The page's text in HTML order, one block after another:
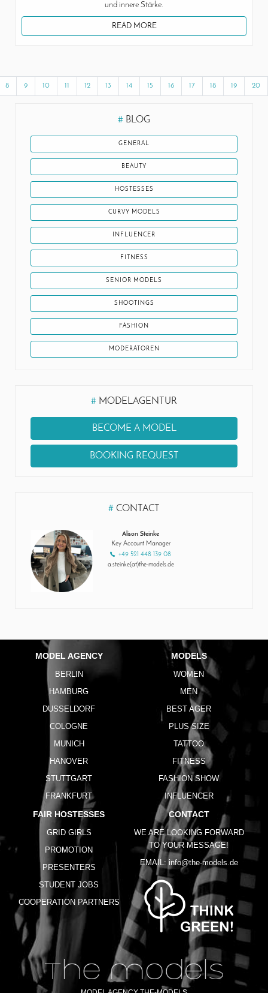
und innere Stärke.
READ MORE
8 9 10 11 12 13 14 15 16 17 18 19 20
# BLOG
GENERAL
BEAUTY
HOSTESSES
CURVY MODELS
INFLUENCER
FITNESS
SENIOR MODELS
SHOOTINGS
FASHION
MODERATOREN
# MODELAGENTUR
BECOME A MODEL
BOOKING REQUEST
# CONTACT
Alison Steinke
Key Account Manager
+49 521 448 139 08
a.steinke(at)the-models.de
MODEL AGENCY
BERLIN
HAMBURG
DUSSELDORF
COLOGNE
MUNICH
HANOVER
STUTTGART
FRANKFURT
MODELS
WOMEN
MEN
BEST AGER
PLUS SIZE
TATTOO
FITNESS
FASHION SHOW
INFLUENCER
FAIR HOSTESSES
GRID GIRLS
PROMOTION
PRESENTERS
STUDENT JOBS
COOPERATION PARTNERS
CONTACT
WE ARE LOOKING FORWARD
TO YOUR MESSAGE!
EMAIL: info@the-models.de